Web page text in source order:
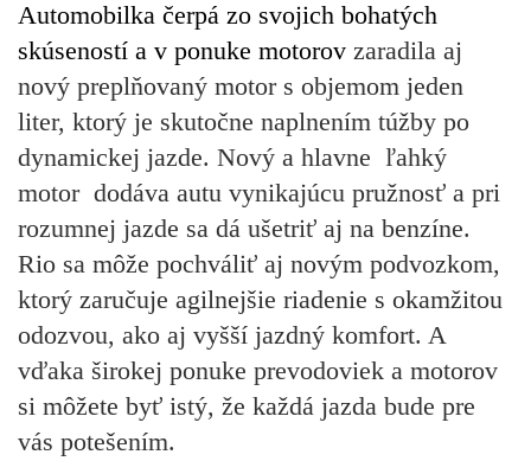
Automobilka čerpá zo svojich bohatých
skúseností a v ponuke motorov zaradila aj
nový preplňovaný motor s objemom jeden
liter, ktorý je skutočne naplnením túžby po
dynamickej jazde. Nový a hlavne ľahký
motor dodáva autu vynikajúcu pružnosť a pri
rozumnej jazde sa dá ušetriť aj na benzíne.
Rio sa môže pochváliť aj novým podvozkom,
ktorý zaručuje agilnejšie riadenie s okamžitou
odozvou, ako aj vyšší jazdný komfort. A
vďaka širokej ponuke prevodoviek a motorov
si môžete byť istý, že každá jazda bude pre
vás potešením.